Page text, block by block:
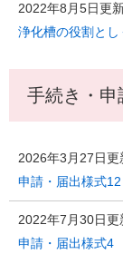
2022年8月5日更
浄化槽の役割とし
手続き・申
2026年3月27日更
申請・届出様式
2022年7月30日更
申請・届出様式4